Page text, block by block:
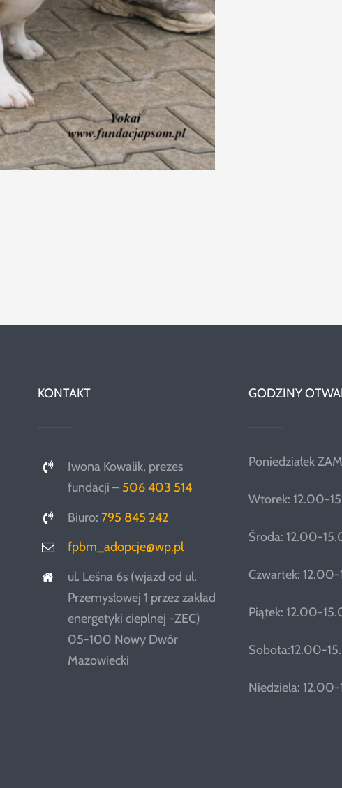
KONTAKT
Iwona Kowalik, prezes
fundacji – 506 403 514
Biuro: 795 845 242
fpbm_adopcje@wp.pl
ul. Leśna 6s (wjazd od ul.
Przemysłowej 1 przez zakład
energetyki cieplnej -ZEC)
05-100 Nowy Dwór
Mazowiecki
GODZINY
Poniedziałek
Wtorek: 12.00-
Środa: 12.00-
Czwartek:
Piątek: 12.00-
Sobota:12.00-
Niedziela: